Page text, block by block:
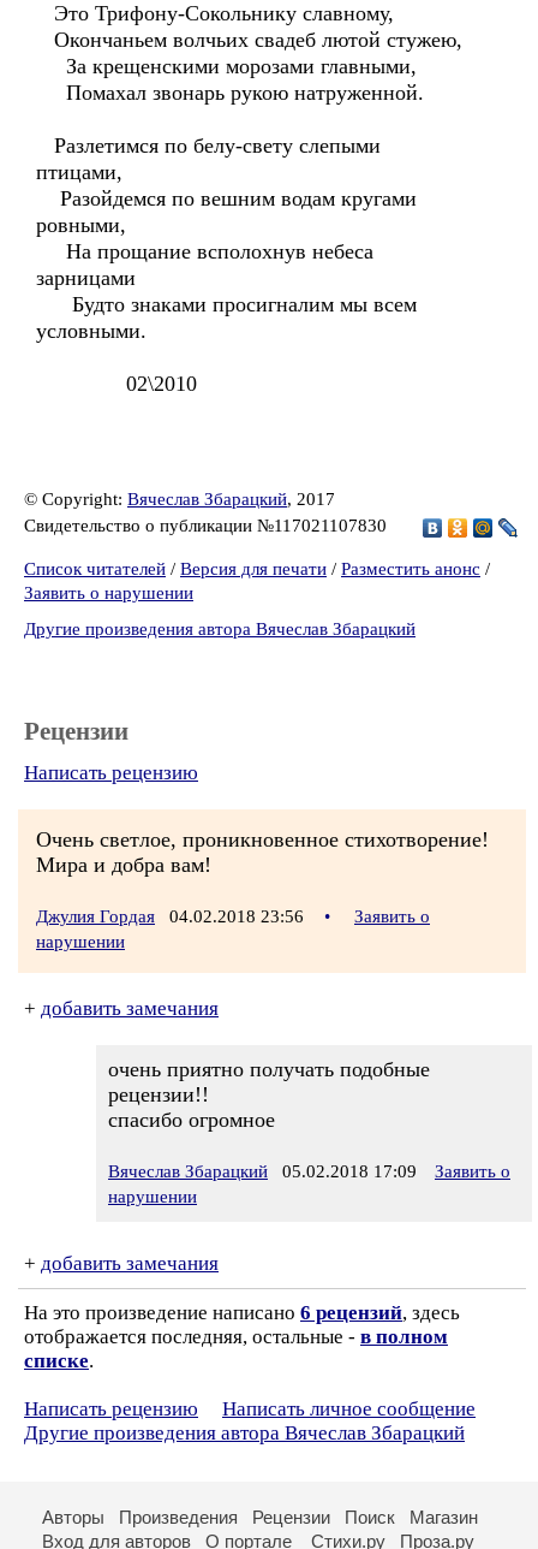
Это Трифону-Сокольнику славному,
Окончаньем волчьих свадеб лютой стужею,
За крещенскими морозами главными,
Помахал звонарь рукою натруженной.
Разлетимся по белу-свету слепыми
птицами,
Разойдемся по вешним водам кругами
ровными,
На прощание всполохнув небеса
зарницами
Будто знаками просигналим мы всем
условными.
02\2010
© Copyright: Вячеслав Збарацкий, 2017
Свидетельство о публикации №117021107830
Список читателей / Версия для печати / Разместить анонс /
Заявить о нарушении
Другие произведения автора Вячеслав Збарацкий
Рецензии
Написать рецензию
Очень светлое, проникновенное стихотворение!
Мира и добра вам!
Джулия Гордая 04.02.2018 23:56 •
Заявить о
нарушении
+ добавить замечания
очень приятно получать подобные
рецензии!!
спасибо огромное
Вячеслав Збарацкий 05.02.2018 17:09
Заявить о
нарушении
+ добавить замечания
На это произведение написано 6 рецензий, здесь
отображается последняя, остальные - в полном
списке.
Написать рецензию
Написать личное сообщение
Другие произведения автора Вячеслав Збарацкий
Авторы Произведения Рецензии Поиск
Магазин
Вход для авторов
О портале Стихи.ру Проза.ру